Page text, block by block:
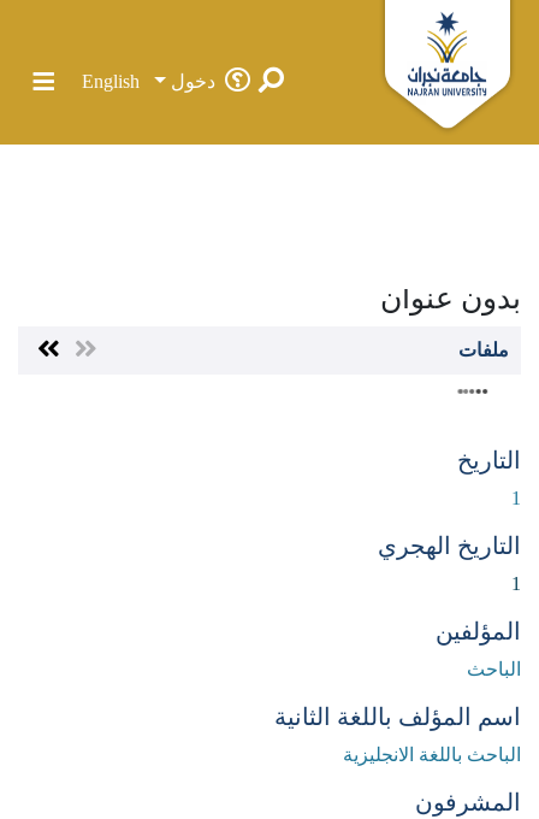
دخول English
الإحصائيات
المجتمعات والحاويات
بدون عنوان
ملفات
التاريخ
1
التاريخ الهجري
1
المؤلفين
الباحث
اسم المؤلف باللغة الثانية
الباحث باللغة الانجليزية
المشرفون